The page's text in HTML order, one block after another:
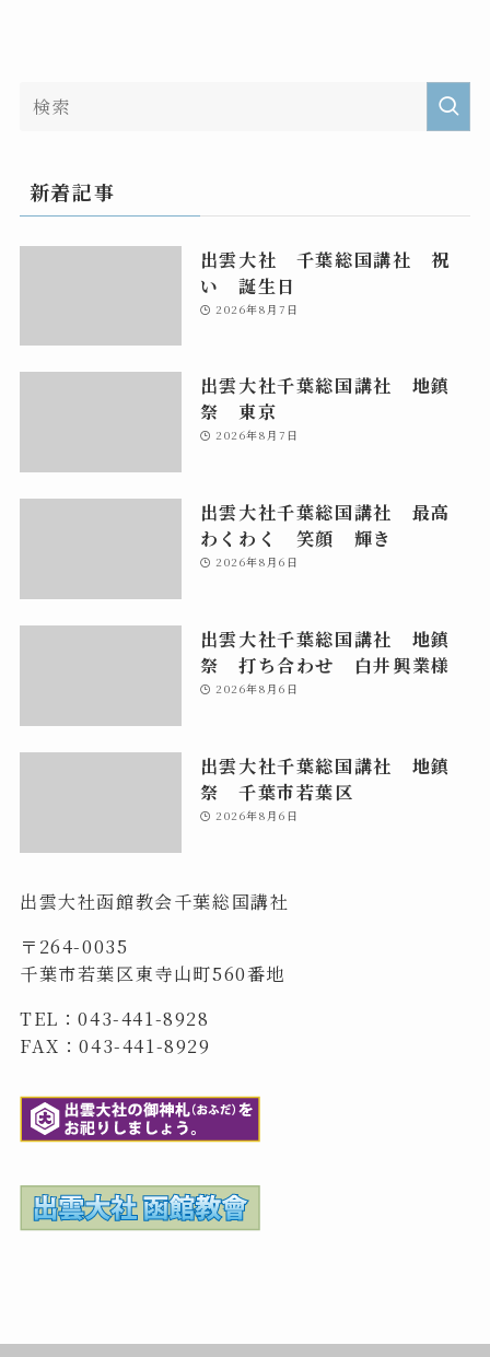
新着記事
出雲大社 千葉総国講社 祝
い 誕生日
2026年8月7日
出雲大社千葉総国講社 地鎮
祭 東京
2026年8月7日
出雲大社千葉総国講社 最高
わくわく 笑顔 輝き
2026年8月6日
出雲大社千葉総国講社 地鎮
祭 打ち合わせ 白井興業様
2026年8月6日
出雲大社千葉総国講社 地鎮
祭 千葉市若葉区
2026年8月6日
出雲大社函館教会千葉総国講社
〒264-0035
千葉市若葉区東寺山町560番地
TEL：043-441-8928
FAX：043-441-8929